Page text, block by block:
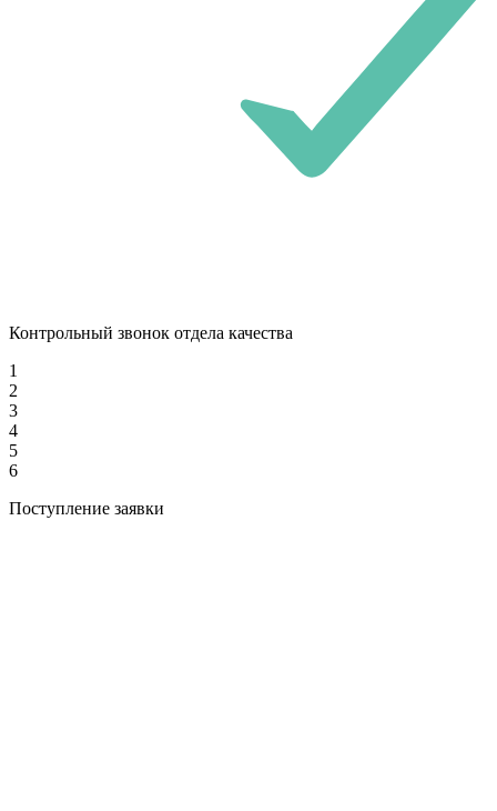
Контрольный звонок отдела качества
1
2
3
4
5
6
Поступление заявки